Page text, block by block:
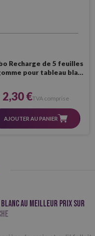
Recharge de 5 feuilles
pour tableau blanc
2,30 €TVA comprise
AJOUTER AU PANIER
au meilleur prix sur